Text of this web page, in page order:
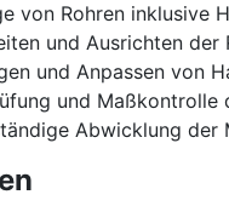
von Rohren inklusive
und Ausrichten der
und Anpassen von
und Maßkontrolle
Abwicklung der